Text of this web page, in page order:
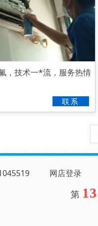
，技术一*流，服务热情
联系
网店登录
第 13